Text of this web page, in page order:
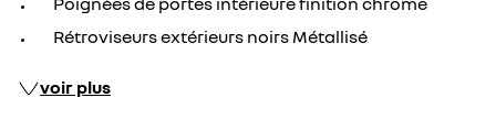
Rétroviseurs extérieurs noirs Métallisé
voir plus